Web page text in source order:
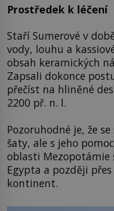
Prostředek k léčení
Staří Sumerové v
vody, louhu a
obsah keramických
Zapsali dokonce
přečíst na hliněné
2200 př. n. l.
Pozoruhodné je, že
šaty, ale s jeho
oblasti Mezopotámie
Egypta a později
kontinent.